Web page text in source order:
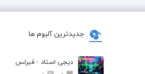
جدیدترین آلبوم ها
دیجی استاد - فیرلس